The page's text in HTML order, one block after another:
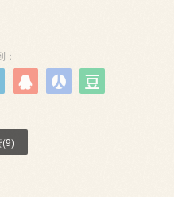
：
  
(9)